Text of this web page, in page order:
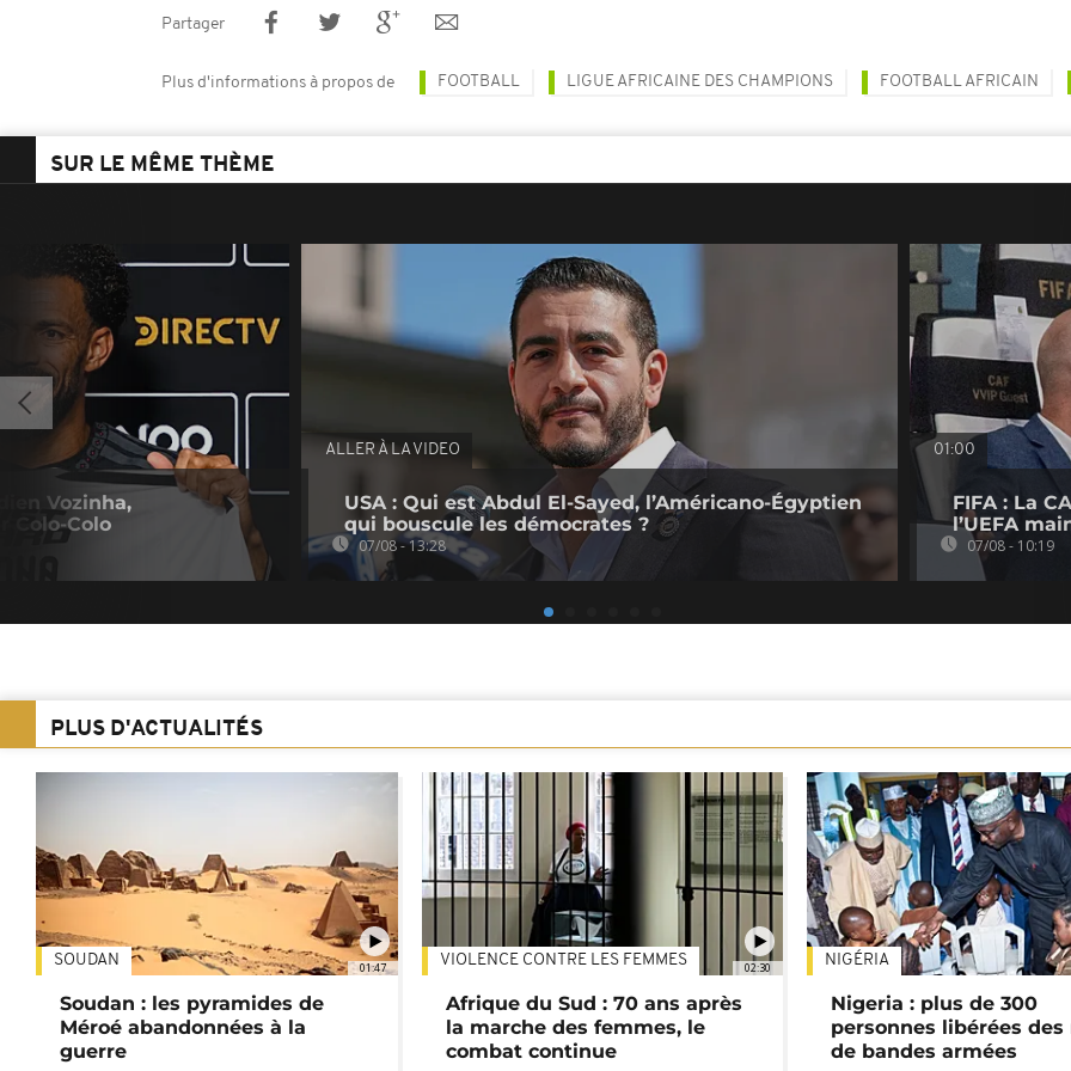
Partager
Plus d'informations à propos de FOOTBALL LIGUE AFRICAINE DES CHAMPIONS FOOTBALL AFRICAIN
SUR LE MÊME THÈME
Vozinha,
Colo-Colo
ALLER À LA VIDEO
USA : Qui est Abdul El-Sayed, l’Américano-Égyptien
qui bouscule les démocrates ?
07/08 - 13:28
01:00
FIFA : La
l’UEFA
07/08 - 10:19
PLUS D'ACTUALITÉS
01:47
SOUDAN
Soudan : les pyramides de
Méroé abandonnées à la
guerre
02:30
VIOLENCE CONTRE LES FEMMES
Afrique du Sud : 70 ans après
la marche des femmes, le
combat continue
NIGÉRIA
Nigeria : plus de 300
personnes libérées des
de bandes armées